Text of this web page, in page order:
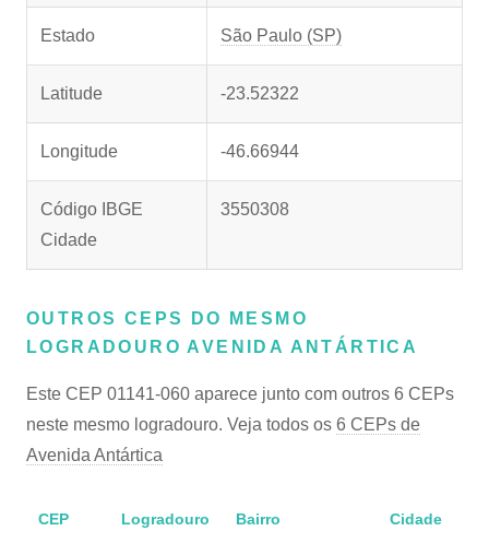
Estado São Paulo (SP)
Latitude -23.52322
Longitude -46.66944
Código IBGE
Cidade
3550308
OUTROS CEPS DO MESMO
LOGRADOURO AVENIDA ANTÁRTICA
Este CEP 01141-060 aparece junto com outros 6 CEPs
neste mesmo logradouro. Veja todos os 6 CEPs de
Avenida Antártica
CEP Logradouro Bairro Cidade